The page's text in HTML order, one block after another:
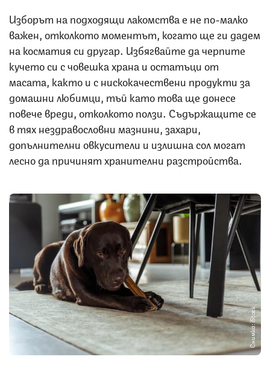
Изборът на подходящи лакомства е не по-малко
важен, отколкото моментът, когато ще ги дадем
на косматия си другар. Избягвайте да черпите
кучето си с човешка храна и остатъци от
масата, както и с нискокачествени продукти за
домашни любимци, тъй като това ще донесе
повече вреди, отколкото ползи. Съдържащите се
в тях нездравословни мазнини, захари,
допълнителни овкусители и излишна сол могат
лесно да причинят хранителни разстройства.
Снимка: iStock